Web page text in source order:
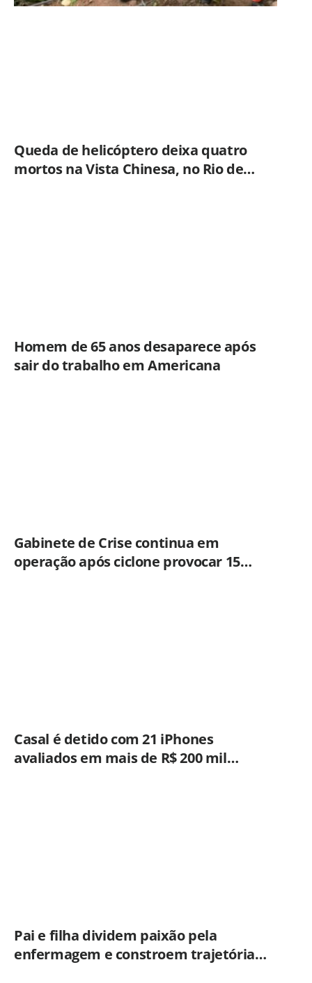
Queda de helicóptero deixa quatro
mortos na Vista Chinesa, no Rio de
Homem de 65 anos desaparece após
sair do trabalho em Americana
Gabinete de Crise continua em
operação após ciclone provocar 15
Casal é detido com 21 iPhones
avaliados em mais de R$ 200 mil
Pai e filha dividem paixão pela
enfermagem e constroem trajetória